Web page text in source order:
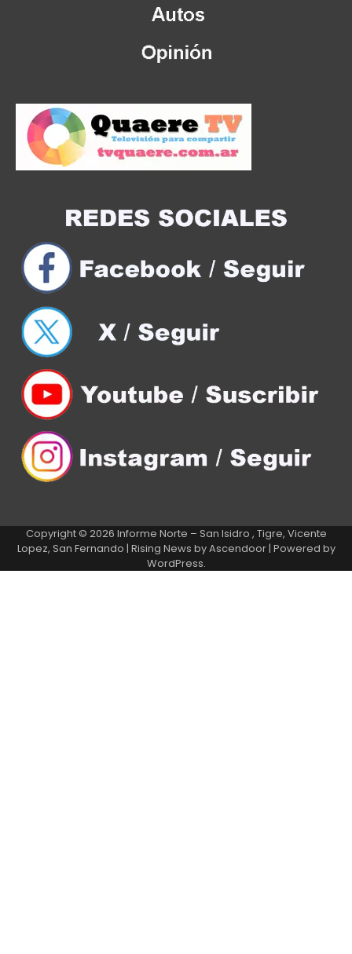
Copyright © 2026 Informe Norte – San Isidro , Tigre, Vicente
Lopez, San Fernando | Rising News byAscendoor| Powered by
WordPress.